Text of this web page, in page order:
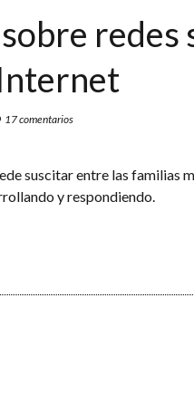
redes
17 comentarios
suscitar entre las familias
y respondiendo.